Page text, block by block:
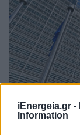
iEnergeia.gr -
Information